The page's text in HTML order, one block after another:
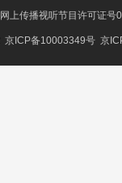
网上传播视听节目许可证
京ICP备10003349号 京